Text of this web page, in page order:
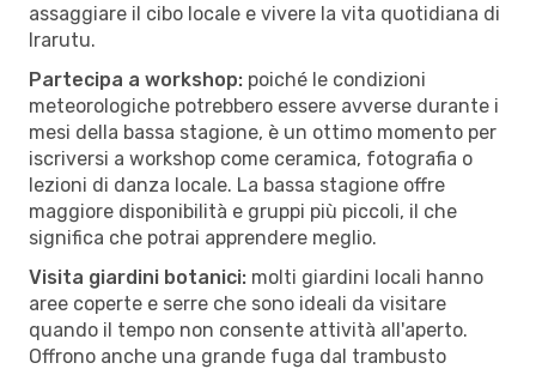
assaggiare il cibo locale e vivere la vita quotidiana di
Irarutu.
Partecipa a workshop: poiché le condizioni
meteorologiche potrebbero essere avverse durante i
mesi della bassa stagione, è un ottimo momento per
iscriversi a workshop come ceramica, fotografia o
lezioni di danza locale. La bassa stagione offre
maggiore disponibilità e gruppi più piccoli, il che
significa che potrai apprendere meglio.
Visita giardini botanici: molti giardini locali hanno
aree coperte e serre che sono ideali da visitare
quando il tempo non consente attività all'aperto.
Offrono anche una grande fuga dal trambusto